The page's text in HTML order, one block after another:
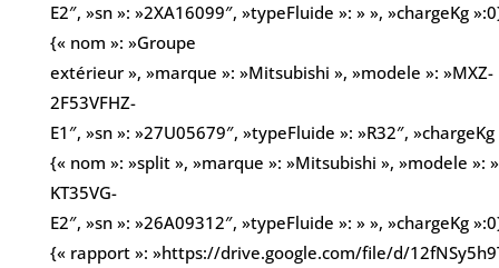
E2″, »sn »: »2XA16099″, »typeFluide »: » », »chargeKg
{« nom »: »Groupe
extérieur », »marque »: »Mitsubishi », »modele »: »MXZ-
2F53VFHZ-
E1″, »sn »: »27U05679″, »typeFluide »: »R32″,
{« nom »: »split », »marque »: »Mitsubishi », »modele »:
KT35VG-
E2″, »sn »: »26A09312″, »typeFluide »: » », »chargeKg
{« rapport »: »https://drive.google.com/file/d/